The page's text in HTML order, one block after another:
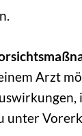
Arzt
unter